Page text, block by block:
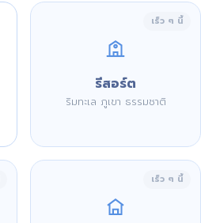
เร็ว ๆ นี้
รีสอร์ต
ริมทะเล ภูเขา ธรรมชาติ
เร็ว ๆ นี้